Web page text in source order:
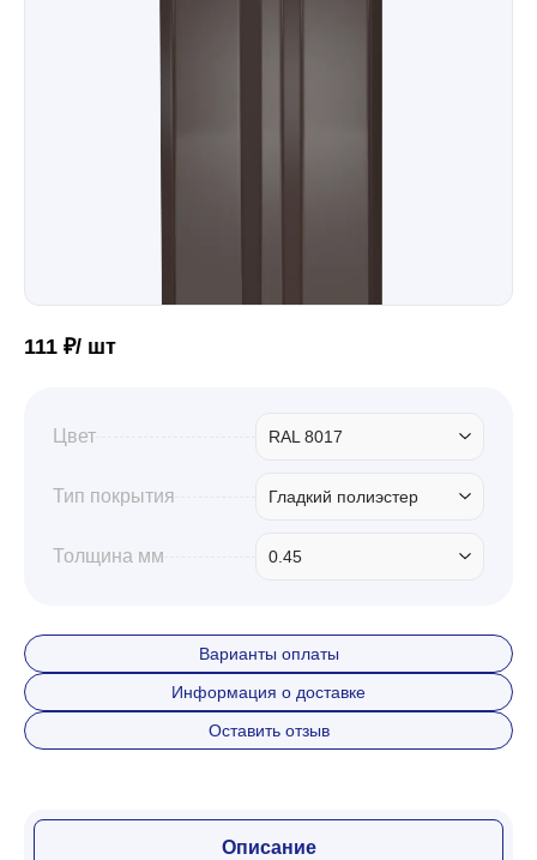
Водосточная система
111 ₽/ шт
Цвет RAL 8017
Тип покрытия Гладкий полиэстер
Толщина мм 0.45
Варианты оплаты
Информация о доставке
Оставить отзыв
Описание